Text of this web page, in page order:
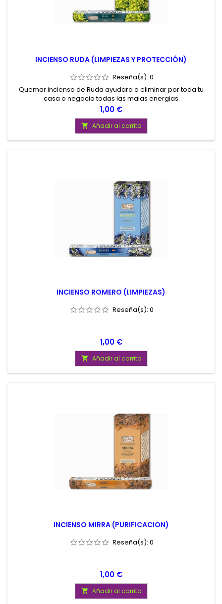
INCIENSO RUDA (LIMPIEZAS Y PROTECCIÓN)
Reseña(s): 0
Quemar incienso de Ruda ayudara a eliminar por toda tu
casa o negocio todas las malas energias
Precio
1,00 €
 Añadir al carrito
INCIENSO ROMERO (LIMPIEZAS)
Reseña(s): 0
Precio
1,00 €
 Añadir al carrito
INCIENSO MIRRA (PURIFICACION)
Reseña(s): 0
Precio
1,00 €
 Añadir al carrito